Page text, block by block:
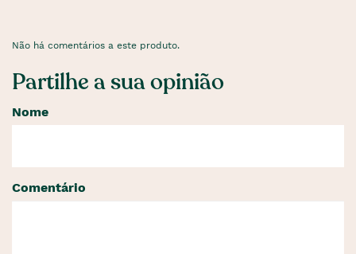
Não há comentários a este produto.
Partilhe a sua opinião
Nome
Comentário